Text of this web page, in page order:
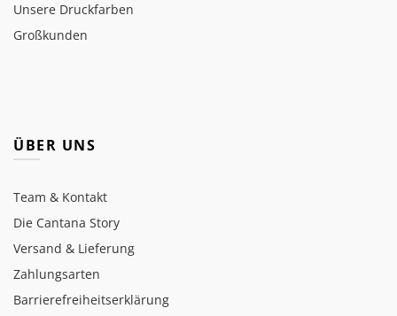
Unsere Druckfarben
Großkunden
ÜBER UNS
Team & Kontakt
Die Cantana Story
Versand & Lieferung
Zahlungsarten
Barrierefreiheitserklärung